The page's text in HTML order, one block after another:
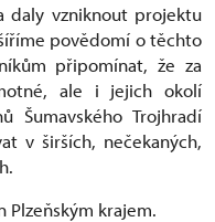
vzniknout projektu
povědomí o těchto
připomínat, že za
ale i jejich okolí
Šumavského Trojhradí
v širších, nečekaných,
krajem.